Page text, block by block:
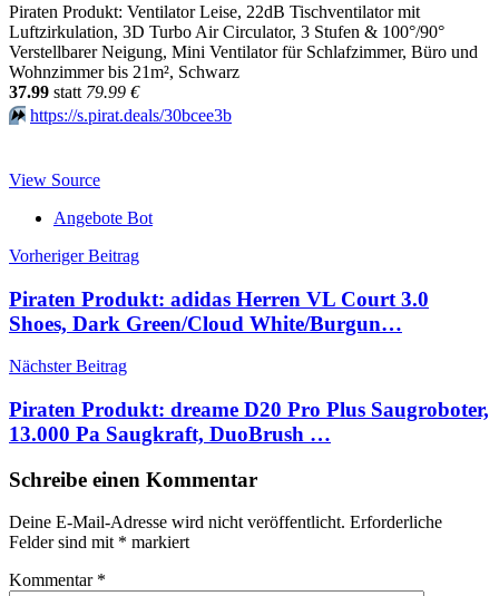
Piraten Produkt: Ventilator Leise, 22dB Tischventilator mit
Luftzirkulation, 3D Turbo Air Circulator, 3 Stufen & 100°/90°
Verstellbarer Neigung, Mini Ventilator für Schlafzimmer, Büro und
Wohnzimmer bis 21m², Schwarz
37.99 statt 79.99 €
⏩️ https://s.pirat.deals/30bcee3b
View Source
Angebote Bot
Beitragsnavigation
Vorheriger Beitrag
Piraten Produkt: adidas Herren VL Court 3.0
Shoes, Dark Green/Cloud White/Burgun…
Nächster Beitrag
Piraten Produkt: dreame D20 Pro Plus Saugroboter,
13.000 Pa Saugkraft, DuoBrush …
Schreibe einen Kommentar
Deine E-Mail-Adresse wird nicht veröffentlicht. Erforderliche
Felder sind mit * markiert
Kommentar *